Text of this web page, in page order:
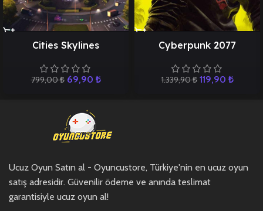
Cities Skylines
799,00₺ 69,90 ₺
Cyberpunk 2077
1.339,90₺ 119,90 ₺
Ucuz Oyun Satın al - Oyuncustore, Türkiye'nin en ucuz oyun
satış adresidir. Güvenilir ödeme ve anında teslimat
garantisiyle ucuz oyun al!